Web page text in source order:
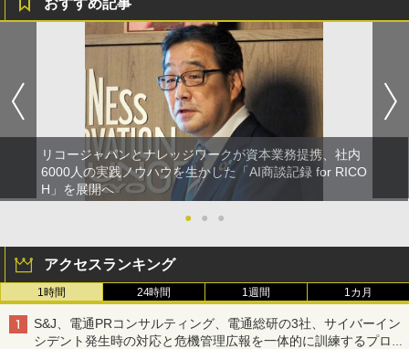
リコージャパンとナレッジワークが資本業務提携、社内
6000人の実践ノウハウを生かした「AI商談記録 for RICO
H」を展開へ
●
● ●
アクセスランキング
1時間 24時間 1週間 1カ月
S&J、電通PRコンサルティング、電通総研の3社、サイバーイン
シデント発生時の対応と危機管理広報を一体的に訓練するプログ